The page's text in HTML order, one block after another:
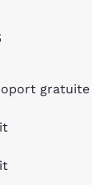
gratuite